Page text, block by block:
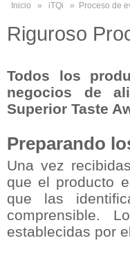
Inicio » iTQi » Proceso de
Riguroso
Todos los
negocios de
Superior Taste
Preparando
Una vez
que el producto
que las
comprensible.
establecidas por